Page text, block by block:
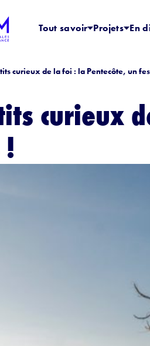
Tout savoir Projets En
curieux de la foi : la Pentecôte, un
curieux